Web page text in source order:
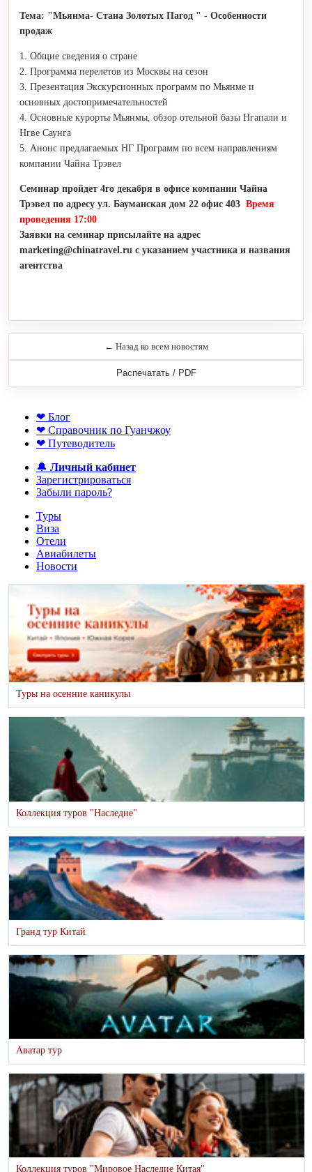
Тема: "Мьянма- Стана Золотых Пагод " - Особенности
продаж
1. Общие сведения о стране
2. Программа перелетов из Москвы на сезон
3. Презентация Экскурсионных программ по Мьянме и
основных достопримечательностей
4. Основные курорты Мьянмы, обзор отельной базы Нгапали и
Нгве Саунга
5. Анонс предлагаемых НГ Программ по всем направлениям
компании Чайна Трэвел
Семинар пройдет 4го декабря в офисе компании Чайна
Трэвел по адресу ул. Бауманская дом 22 офис 403 Время
проведения 17:00
Заявки на семинар присылайте на адрес
marketing@chinatravel.ru с указанием участника и названия
агентства
← Назад ко всем новостям
Распечатать / PDF
❤ Блог
❤ Справочник по Гуанчжоу
❤ Путеводитель
🔔 Личный кабинет
Зарегистрироваться
Забыли пароль?
Туры
Виза
Отели
Авиабилеты
Новости
Туры на осенние каникулы
Коллекция туров "Наследие"
Гранд тур Китай
Аватар тур
Коллекция туров "Мировое Наследие Китая"